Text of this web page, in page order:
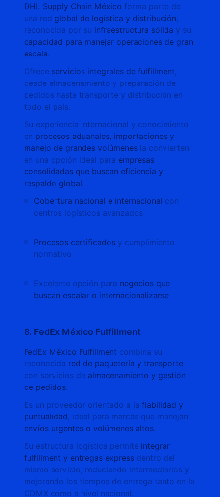
DHL Supply Chain México forma parte de
una red global de logística y distribución,
reconocida por su infraestructura sólida y su
capacidad para manejar operaciones de gran
escala.
Ofrece servicios integrales de fulfillment,
desde almacenamiento y preparación de
pedidos hasta transporte y distribución en
todo el país.
Su experiencia internacional y conocimiento
en procesos aduanales, importaciones y
manejo de grandes volúmenes la convierten
en una opción ideal para empresas
consolidadas que buscan eficiencia y
respaldo global.
Cobertura nacional e internacional con
centros logísticos avanzados
Procesos certificados y cumplimiento
normativo
Excelente opción para negocios que
buscan escalar o internacionalizarse
8. FedEx México Fulfillment
FedEx México Fulfillment combina su
reconocida red de paquetería y transporte
con servicios de almacenamiento y gestión
de pedidos.
Es un proveedor orientado a la fiabilidad y
puntualidad, ideal para marcas que manejan
envíos urgentes o volúmenes altos.
Su estructura logística permite integrar
fulfillment y entregas express dentro del
mismo servicio, reduciendo intermediarios y
mejorando los tiempos de entrega tanto en la
CDMX como a nivel nacional.